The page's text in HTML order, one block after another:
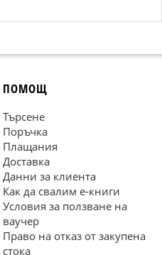
ПОМОЩ
Търсене
Поръчка
Плащания
Доставка
Данни за клиента
Как да свалим е-книги
Условия за ползване на
ваучер
Право на отказ от закупена
стока